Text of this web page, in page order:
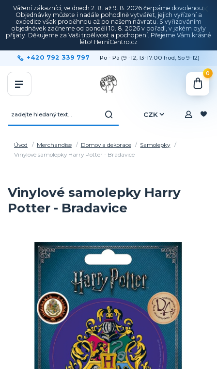
Vážení zákazníci, ve dnech 2. 8. až 9. 8. 2026 čerpáme dovolenou.
Objednávky můžete i nadále pohodlně vytvářet, jejich vyřízení a
expedice však proběhnou až po našem návratu. S vyřizováním
objednávek začneme od pondělí 10. 8. 2026 v pořadí, v jakém byly
přijaty. Děkujeme za Vaši trpělivost a pochopení. Přejeme Vám krásné
léto! HerniCentro.cz
CZK
+420 792 339 797 Po - Pá (9 -12, 13-17:00 hod, So 9-12)
0
Úvod Merchandise Domov a dekorace
Samolepky
Vinylové samolepky Harry Potter - Bradavice
Vinylové samolepky Harry
Potter - Bradavice